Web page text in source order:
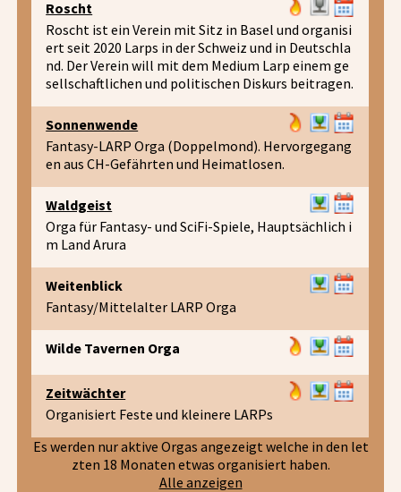
Roscht
Roscht ist ein Verein mit Sitz in Basel und organisi
ert seit 2020 Larps in der Schweiz und in Deutschla
nd. Der Verein will mit dem Medium Larp einem ge
sellschaftlichen und politischen Diskurs beitragen.
Sonnenwende
Fantasy-LARP Orga (Doppelmond). Hervorgegang
en aus CH-Gefährten und Heimatlosen.
Waldgeist
Orga für Fantasy- und SciFi-Spiele, Hauptsächlich i
m Land Arura
Weitenblick
Fantasy/Mittelalter LARP Orga
Wilde Tavernen Orga
Zeitwächter
Organisiert Feste und kleinere LARPs
Es werden nur aktive Orgas angezeigt welche in den let
zten 18 Monaten etwas organisiert haben.
Alle anzeigen